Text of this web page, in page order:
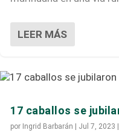
LEER MÁS
17 caballos se
por Ingrid Barbarán Jul 7, 2023